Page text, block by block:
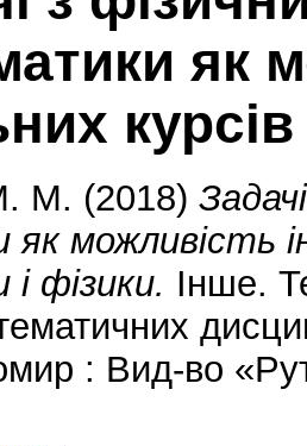
як
М. (2018)
можливість
фізики. Інше.
: Вид-во